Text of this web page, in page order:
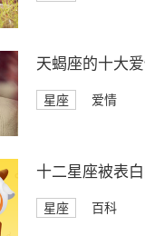
天蝎座的十大
星座 爱情
十二星座被表
星座 百科